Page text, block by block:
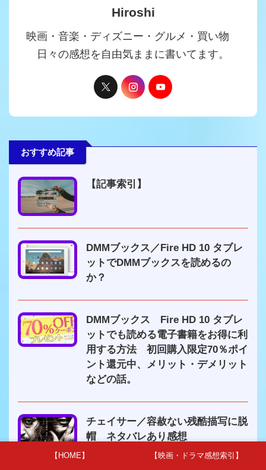
Hiroshi
映画・音楽・ディズニー・グルメ・買い物
日々の感想を自由気ままに書いてます。
おすすめ記事
【記事索引】
DMMブックス／Fire HD 10 タブレ
ットでDMMブックスを読めるの
か？
DMMブックス Fire HD 10 タブレ
ットでも読める電子書籍をお得に利
用する方法 初回購入限定70％ポイ
ント還元中、メリット・デメリット
などの話。
チェイサー／容赦ない残酷描写に脱
帽 ネタバレあり感想
【HOME】 【映画・ドラマ感想索引】